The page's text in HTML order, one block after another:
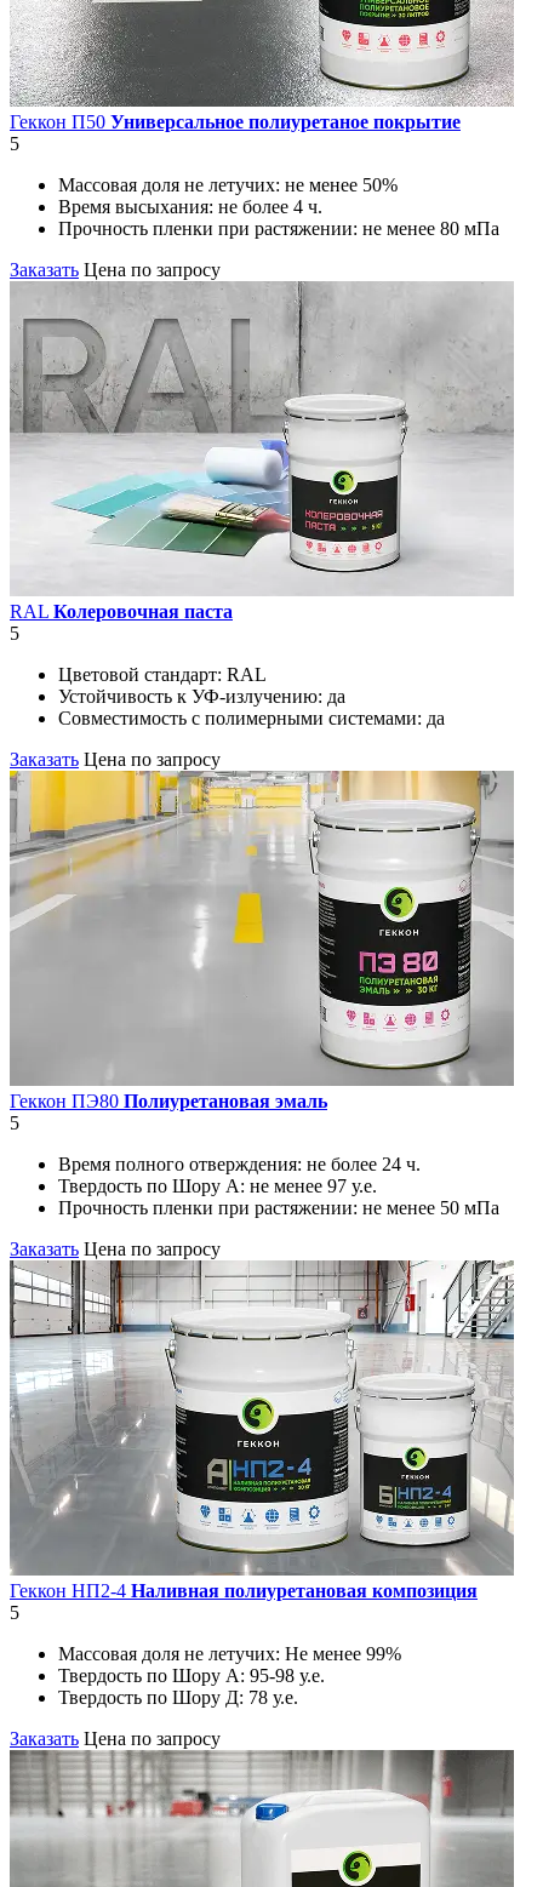
Геккон П50 Универсальное полиуретаное покрытие
5
Массовая доля не летучих: не менее 50%
Время высыхания: не более 4 ч.
Прочность пленки при растяжении: не менее 80 мПа
Заказать Цена по запросу
RAL Колеровочная паста
5
Цветовой стандарт: RAL
Устойчивость к УФ-излучению: да
Совместимость с полимерными системами: да
Заказать Цена по запросу
Геккон ПЭ80 Полиуретановая эмаль
5
Время полного отверждения: не более 24 ч.
Твердость по Шору А: не менее 97 у.е.
Прочность пленки при растяжении: не менее 50 мПа
Заказать Цена по запросу
Геккон НП2-4 Наливная полиуретановая композиция
5
Массовая доля не летучих: Не менее 99%
Твердость по Шору А: 95-98 у.е.
Твердость по Шору Д: 78 у.е.
Заказать Цена по запросу